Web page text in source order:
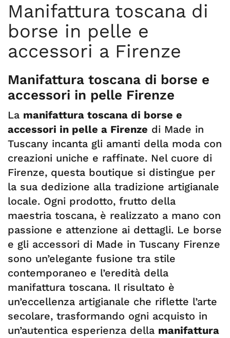
Manifattura toscana di
borse in pelle e
accessori a Firenze
Manifattura toscana di borse e
accessori in pelle Firenze
La manifattura toscana di borse e
accessori in pelle a Firenze di Made in
Tuscany incanta gli amanti della moda con
creazioni uniche e raffinate. Nel cuore di
Firenze, questa boutique si distingue per
la sua dedizione alla tradizione artigianale
locale. Ogni prodotto, frutto della
maestria toscana, è realizzato a mano con
passione e attenzione ai dettagli. Le borse
e gli accessori di Made in Tuscany Firenze
sono un’elegante fusione tra stile
contemporaneo e l’eredità della
manifattura toscana. Il risultato è
un’eccellenza artigianale che riflette l’arte
secolare, trasformando ogni acquisto in
un’autentica esperienza della manifattura